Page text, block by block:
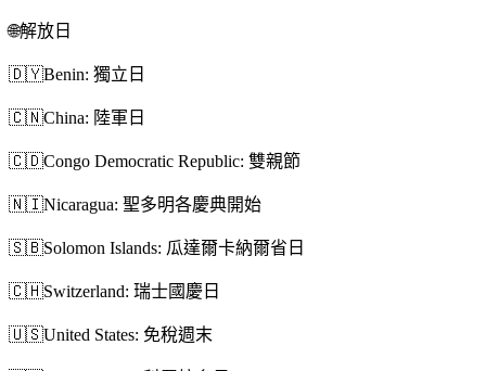
🌐解放日
🇩🇾Benin: 獨立日
🇨🇳China: 陸軍日
🇨🇩Congo Democratic Republic: 雙親節
🇳🇮Nicaragua: 聖多明各慶典開始
🇸🇧Solomon Islands: 瓜達爾卡納爾省日
🇨🇭Switzerland: 瑞士國慶日
🇺🇸United States: 免稅週末